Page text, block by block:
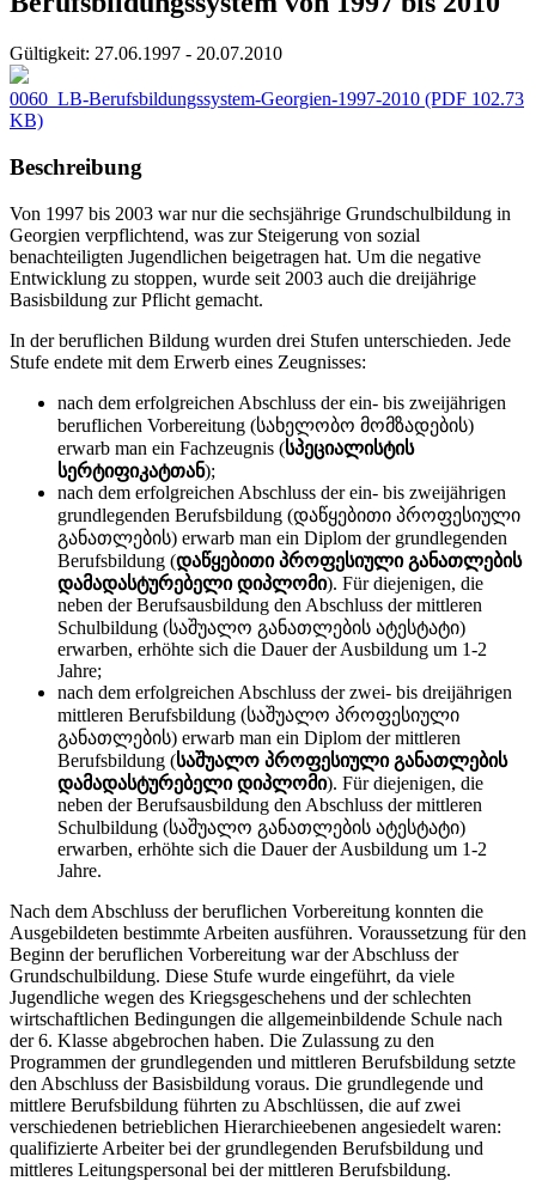
Gültigkeit: 27.06.1997 - 20.07.2010
0060_LB-Berufsbildungssystem-Georgien-1997-2010 (PDF 102.73
KB)
Beschreibung
Von 1997 bis 2003 war nur die sechsjährige Grundschulbildung in
Georgien verpflichtend, was zur Steigerung von sozial
benachteiligten Jugendlichen beigetragen hat. Um die negative
Entwicklung zu stoppen, wurde seit 2003 auch die dreijährige
Basisbildung zur Pflicht gemacht.
In der beruflichen Bildung wurden drei Stufen unterschieden. Jede
Stufe endete mit dem Erwerb eines Zeugnisses:
nach dem erfolgreichen Abschluss der ein- bis zweijährigen
beruflichen Vorbereitung (სახელობო მომზადების)
erwarb man ein Fachzeugnis (სპეციალისტის
სერტიფიკატთან);
nach dem erfolgreichen Abschluss der ein- bis zweijährigen
grundlegenden Berufsbildung (დაწყებითი პროფესიული
განათლების) erwarb man ein Diplom der grundlegenden
Berufsbildung (დაწყებითი პროფესიული განათლების
დამადასტურებელი დიპლომი). Für diejenigen, die
neben der Berufsausbildung den Abschluss der mittleren
Schulbildung (საშუალო განათლების ატესტატი)
erwarben, erhöhte sich die Dauer der Ausbildung um 1-2
Jahre;
nach dem erfolgreichen Abschluss der zwei- bis dreijährigen
mittleren Berufsbildung (საშუალო პროფესიული
განათლების) erwarb man ein Diplom der mittleren
Berufsbildung (საშუალო პროფესიული განათლების
დამადასტურებელი დიპლომი). Für diejenigen, die
neben der Berufsausbildung den Abschluss der mittleren
Schulbildung (საშუალო განათლების ატესტატი)
erwarben, erhöhte sich die Dauer der Ausbildung um 1-2
Jahre.
Nach dem Abschluss der beruflichen Vorbereitung konnten die
Ausgebildeten bestimmte Arbeiten ausführen. Voraussetzung für den
Beginn der beruflichen Vorbereitung war der Abschluss der
Grundschulbildung. Diese Stufe wurde eingeführt, da viele
Jugendliche wegen des Kriegsgeschehens und der schlechten
wirtschaftlichen Bedingungen die allgemeinbildende Schule nach
der 6. Klasse abgebrochen haben. Die Zulassung zu den
Programmen der grundlegenden und mittleren Berufsbildung setztе
den Abschluss der Basisbildung voraus. Die grundlegende und
mittlere Berufsbildung führten zu Abschlüssen, die auf zwei
verschiedenen betrieblichen Hierarchieebenen angesiedelt waren:
qualifizierte Arbeiter bei der grundlegenden Berufsbildung und
mittleres Leitungspersonal bei der mittleren Berufsbildung.